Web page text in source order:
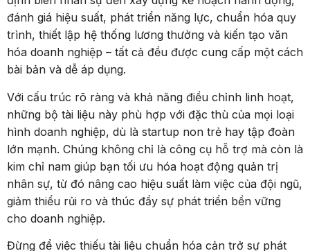
đánh giá hiệu suất, phát triển năng lực, chuẩn hóa quy
trình, thiết lập hệ thống lương thưởng và kiến tạo văn
hóa doanh nghiệp – tất cả đều được cung cấp một cách
bài bản và dễ áp dụng.
Với cấu trúc rõ ràng và khả năng điều chỉnh linh hoạt,
những bộ tài liệu này phù hợp với đặc thù của mọi loại
hình doanh nghiệp, dù là startup non trẻ hay tập đoàn
lớn mạnh. Chúng không chỉ là công cụ hỗ trợ mà còn là
kim chỉ nam giúp bạn tối ưu hóa hoạt động quản trị
nhân sự, từ đó nâng cao hiệu suất làm việc của đội ngũ,
giảm thiểu rủi ro và thúc đẩy sự phát triển bền vững
cho doanh nghiệp.
Đừng để việc thiếu tài liệu chuẩn hóa cản trở sự phát